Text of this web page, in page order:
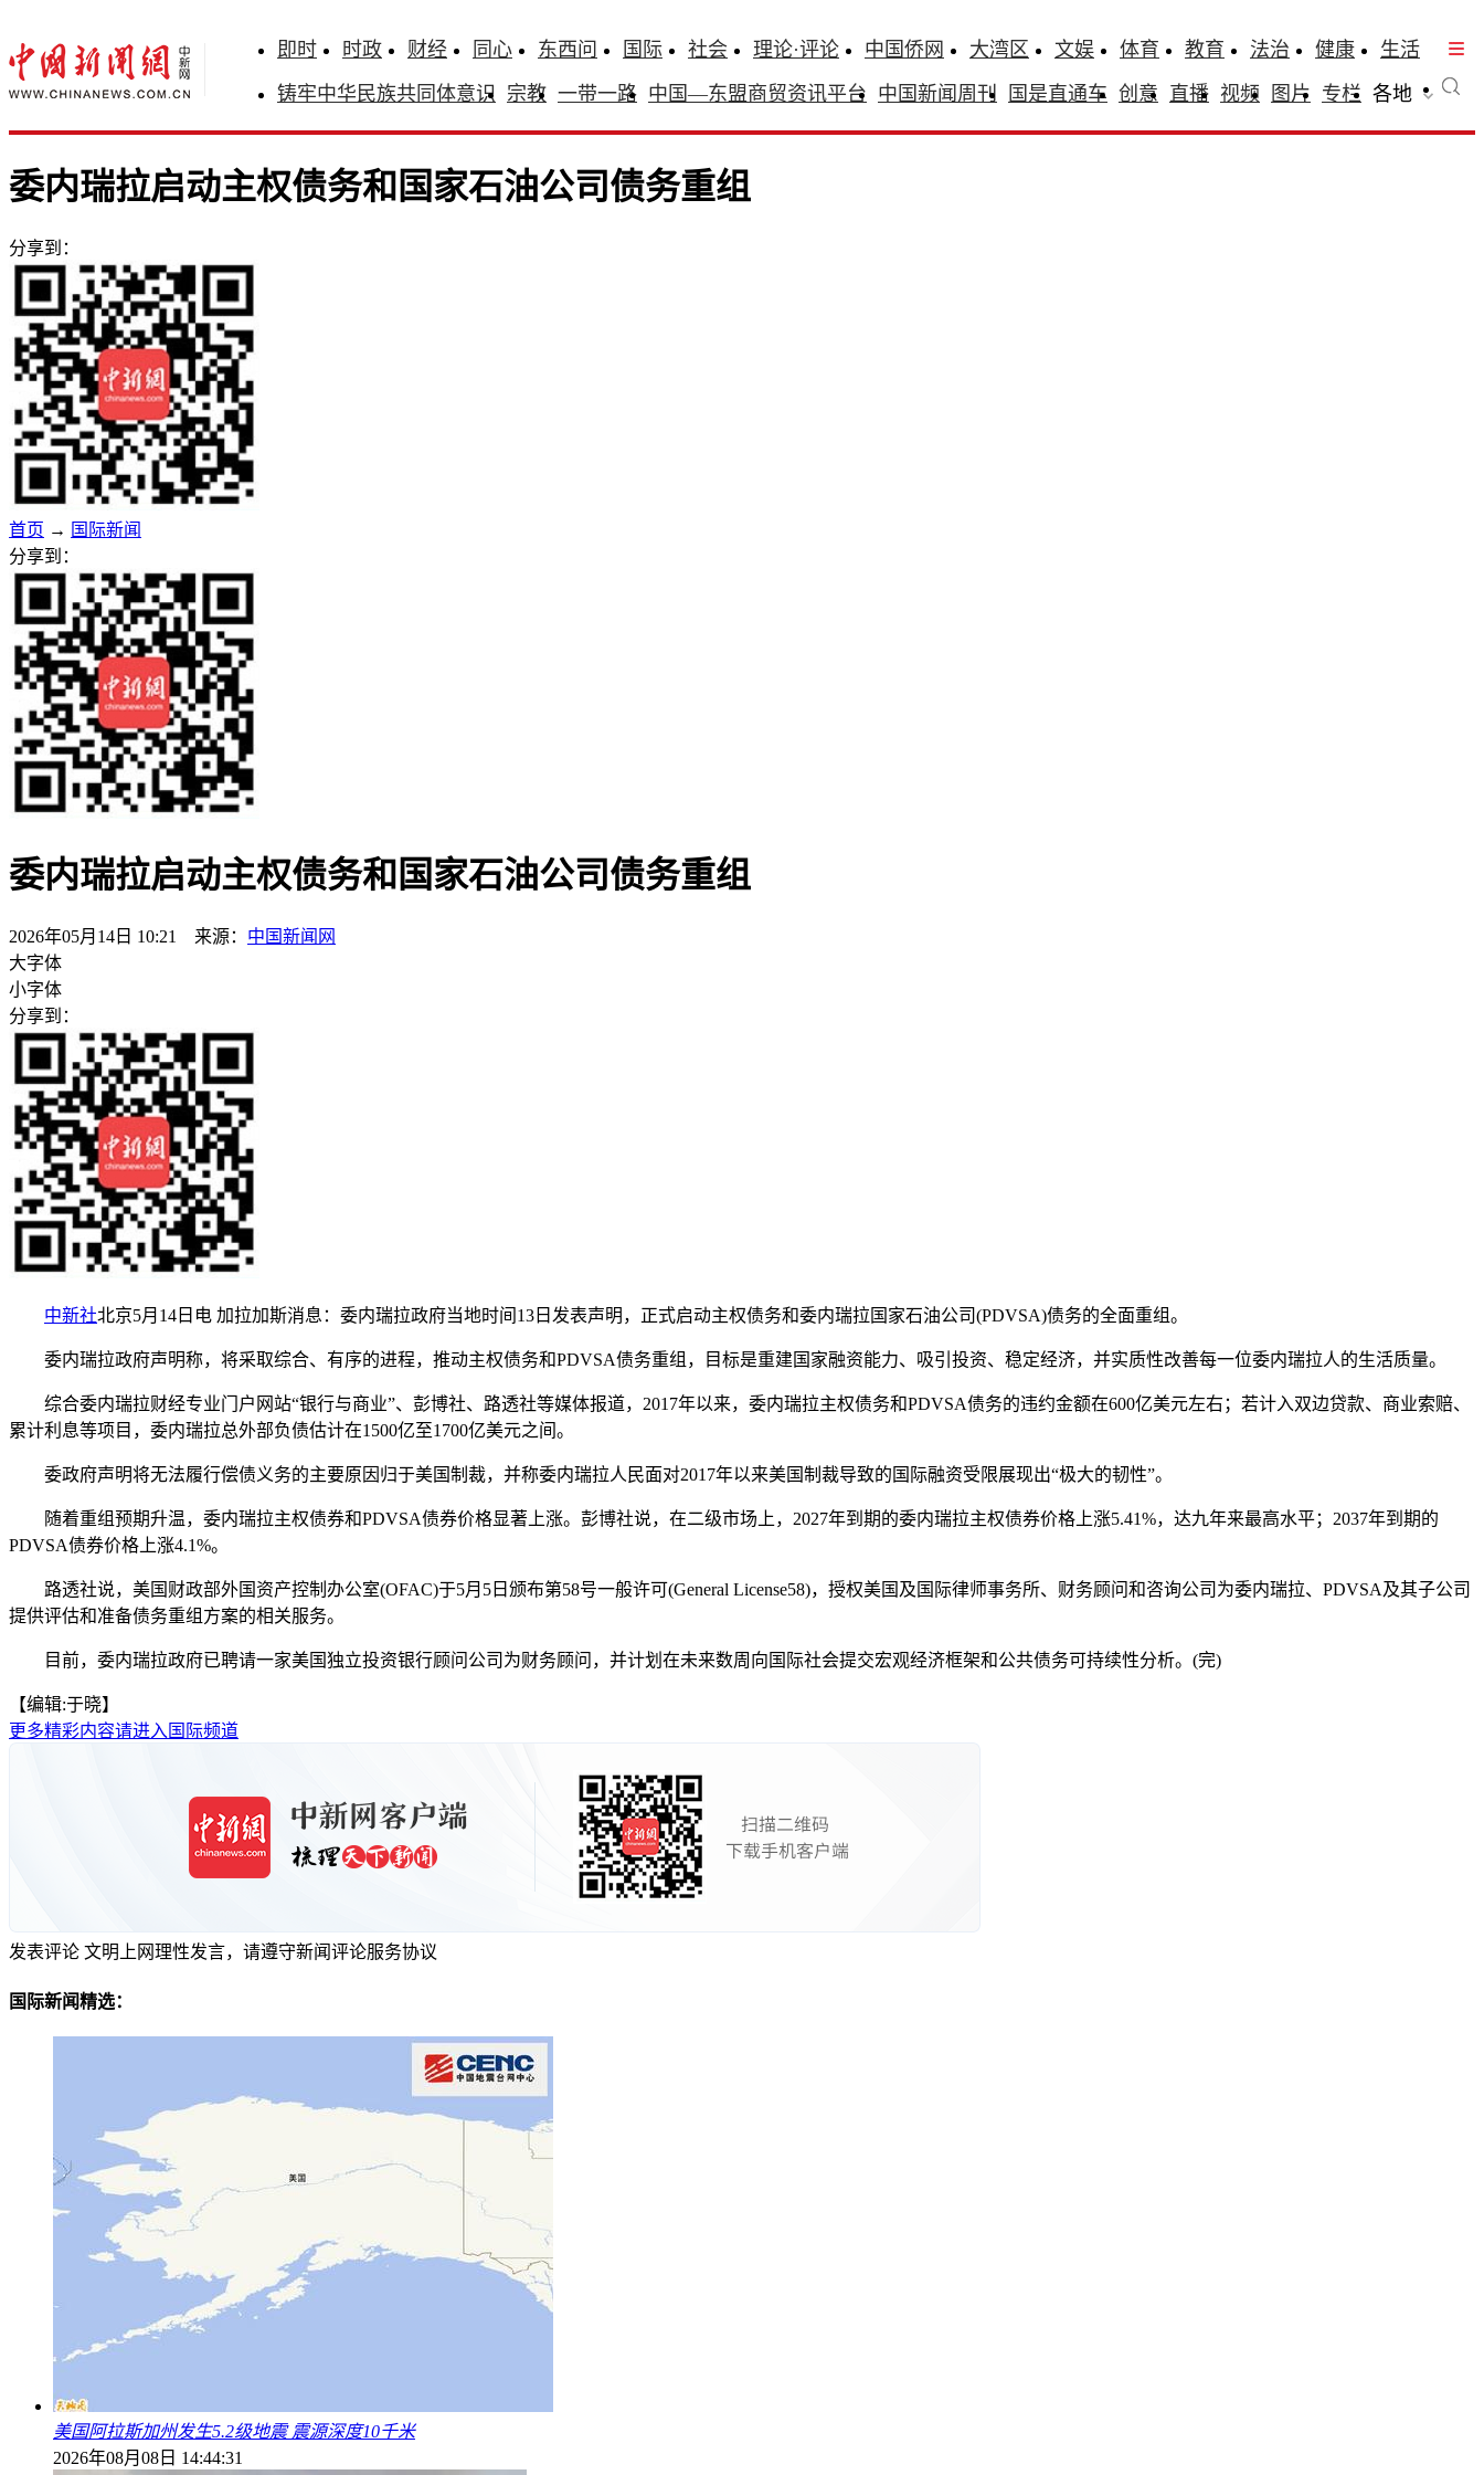
即时 时政 财经 同心 东西问 国际 社会 理论·评论 中国侨网 大湾区 文娱 体育 教育 法治 健康
生活
铸牢中华民族共同体意识 宗教 一带一路 中国—东盟商贸资讯平台 中国新闻周刊 国是直通车 创意 直播 视频 图片 专栏 各地
委内瑞拉启动主权债务和国家石油公司债务重组
分享到：
首页 → 国际新闻
分享到：
委内瑞拉启动主权债务和国家石油公司债务重组
2026年05月14日 10:21 来源： 中国新闻网
大字体
小字体
分享到：
中新社北京5月14日电 加拉加斯消息：委内瑞拉政府当地时间13日发表声明，正式启动主权债务和委内瑞拉国家石油公司(PDVSA)债务的全面重组。
委内瑞拉政府声明称，将采取综合、有序的进程，推动主权债务和PDVSA债务重组，目标是重建国家融资能力、吸引投资、稳定经济，并实质性改善每一位委内瑞拉人的生活质量。
综合委内瑞拉财经专业门户网站“银行与商业”、彭博社、路透社等媒体报道，2017年以来，委内瑞拉主权债务和PDVSA债务的违约金额在600亿美元左右；若计入双边贷款、商业索赔、
累计利息等项目，委内瑞拉总外部负债估计在1500亿至1700亿美元之间。
委政府声明将无法履行偿债义务的主要原因归于美国制裁，并称委内瑞拉人民面对2017年以来美国制裁导致的国际融资受限展现出“极大的韧性”。
随着重组预期升温，委内瑞拉主权债券和PDVSA债券价格显著上涨。彭博社说，在二级市场上，2027年到期的委内瑞拉主权债券价格上涨5.41%，达九年来最高水平；2037年到期的
PDVSA债券价格上涨4.1%。
路透社说，美国财政部外国资产控制办公室(OFAC)于5月5日颁布第58号一般许可(General License58)，授权美国及国际律师事务所、财务顾问和咨询公司为委内瑞拉、PDVSA及其子公司
提供评估和准备债务重组方案的相关服务。
目前，委内瑞拉政府已聘请一家美国独立投资银行顾问公司为财务顾问，并计划在未来数周向国际社会提交宏观经济框架和公共债务可持续性分析。(完)
【编辑:于晓】
更多精彩内容请进入国际频道
发表评论 文明上网理性发言，请遵守新闻评论服务协议
国际新闻精选：
美国阿拉斯加州发生5.2级地震 震源深度10千米
2026年08月08日 14:44:31